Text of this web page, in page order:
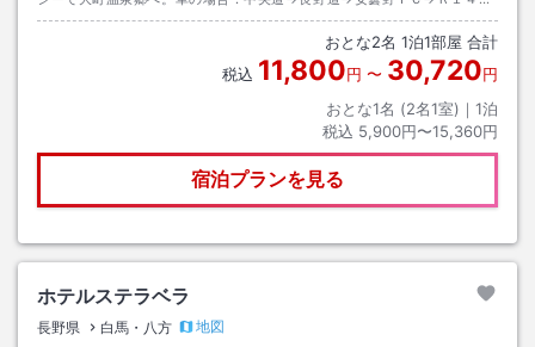
→大町温泉郷。東京からの高速バス：新宿～白馬ルートの大町温泉郷で下
おとな2名 1泊1部屋 合計
税込 11,800円 〜 30,720円
おとな1名 (2名1室)｜ 1泊
税込 5,900円〜15,360円
宿泊プランを見る
ホテルステラベラ
長野県 白馬・八方
地図